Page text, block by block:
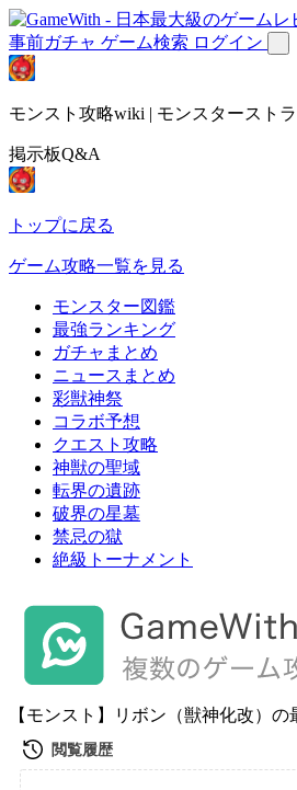
事前ガチャ ゲーム検索 ログイン
モンスト攻略wiki | モンスタースト
掲示板Q&A
トップに戻る
ゲーム攻略一覧を見る
モンスター図鑑
最強ランキング
ガチャまとめ
ニュースまとめ
彩獣神祭
コラボ予想
クエスト攻略
神獣の聖域
転界の遺跡
破界の星墓
禁忌の獄
絶級トーナメント
【モンスト】リボン（獣神化改）